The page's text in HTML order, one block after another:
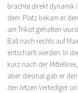
brachte direkt dynamik
dem Platz bekam er
am Trikot gehalten
Ball nach rechts auf
entschärft werden. In
kurz nach der
aber diesmal gab er
den letzen Vertediger